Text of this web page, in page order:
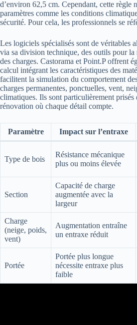
d’environ 62,5 cm. Cependant, cette règle
paramètres comme les conditions
sécurité. Pour cela, les professionnels se
Les logiciels spécialisés sont de véritables
via sa division technique, des outils pour
des charges. Castorama et Point.P offrent
calcul intégrant les caractéristiques des
facilitent la simulation du comportement
charges permanentes, ponctuelles, vent,
climatiques. Ils sont particulièrement prisés
rénovation où chaque détail compte.
Paramètre Impact sur l’entraxe
Type de bois
Résistance mécanique
plus ou moins élevée
Section
Capacité de charge
augmentée avec la
largeur
Charge
(neige, poids,
vent)
Augmentation entraîne
un entraxe réduit
Portée
Portée plus longue
nécessite entraxe plus
faible